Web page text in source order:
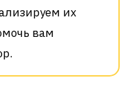
их
вам